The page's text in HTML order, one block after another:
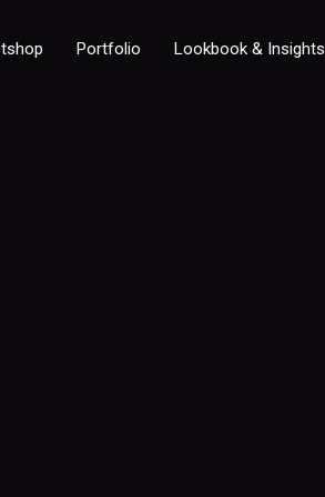
Portfolio Lookbook & Insights